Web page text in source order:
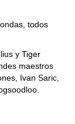
todos
y Tiger
maestros
Ivan Saric,